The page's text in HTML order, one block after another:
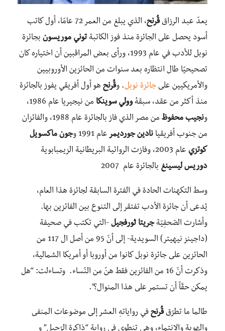
يعدّ عبد الرزاققُرنح
، الذي يبلغ من العمر 72 عامًا، أول كاتب
أسود يحصل على الجائزة منذ فوز الكاتبةتوني موريسون بجائزة
نوبل للأدب في عام 1993، ورأى بعض المراقبين أن اختياره كان
تصحيحيًا طال انتظاره بعد سنوات من الحائزين الأوروبيين
والأمريكيين على جائزة نوبل. وقُرنح هو أول أفريقي يفوز بالجائزة
منذ أكثر من عقد، سبقهُوولي سوينكا
من نيجيريا عام 1986،
ونجيب محفوظ
من مصر الذي فاز بالجائزة عام 1988، والفائزان
من جنوب أفريقيا نادين جورديمر عام 1991 و
جون ماكسويل
كوتزي عام 2003، وفازت الروائية البريطانية الزيمبابوية
دوريس ليسينغ بالجائزة عام 2007
وسط التكهنات الحادة في الفترة السابقة لجائزة هذا العام،
يُدعى أن جائزة الأدب تفتقر إلى التنوع بين الفائزين بها.
وأشارت الصّحفِيّةجريتا ثورفجيل -التي تكتب في صحيفة
(داجينز نيهيتر) السويدية- إلى أنّ 95 من أصل ال 117 من
الحائزين على جائزة نوبل كانوا من أوروبا أو أمريكا الشمالية،
وذكرت أنّ 16 من الفائزين فقط هنّ من النّساء. وتساءلت: “هل
يمكن حقّاً أن تستمر على هذا المنوال؟”.
طالما ما تطرّققُرنح في رواياتهِ العشر إلى موضوعات المنفى
والهوية والانتماء، وهي تنطوي في رواية “ذاكرة الرّحيل” و